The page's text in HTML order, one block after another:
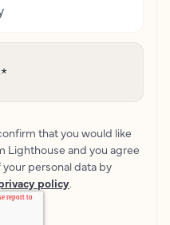
*
that you would like
Lighthouse and you agree
personal data by
policy.